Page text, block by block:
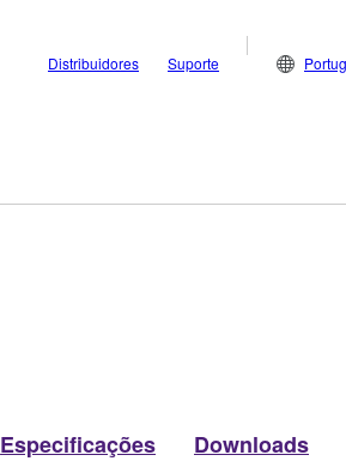
Distribuidores Suporte
Especificações Downloads